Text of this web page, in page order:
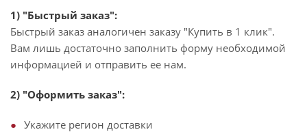
1) "Быстрый заказ":
Быстрый заказ аналогичен заказу "Купить в 1 клик".
Вам лишь достаточно заполнить форму необходимой
информацией и отправить ее нам.
2) "Оформить заказ":
Укажите регион доставки